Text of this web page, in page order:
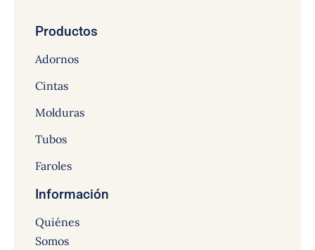
Productos
Adornos
Cintas
Molduras
Tubos
Faroles
Información
Quiénes
Somos